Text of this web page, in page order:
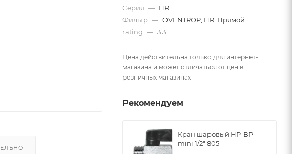
Серия — HR
Фильтр — OVENTROP, HR, Прямой
rating — 3.3
Цена действительна только для интернет-
магазина и может отличаться от цен в
розничных магазинах
Рекомендуем
Кран шаровый НР-ВР
mini 1/2" 805